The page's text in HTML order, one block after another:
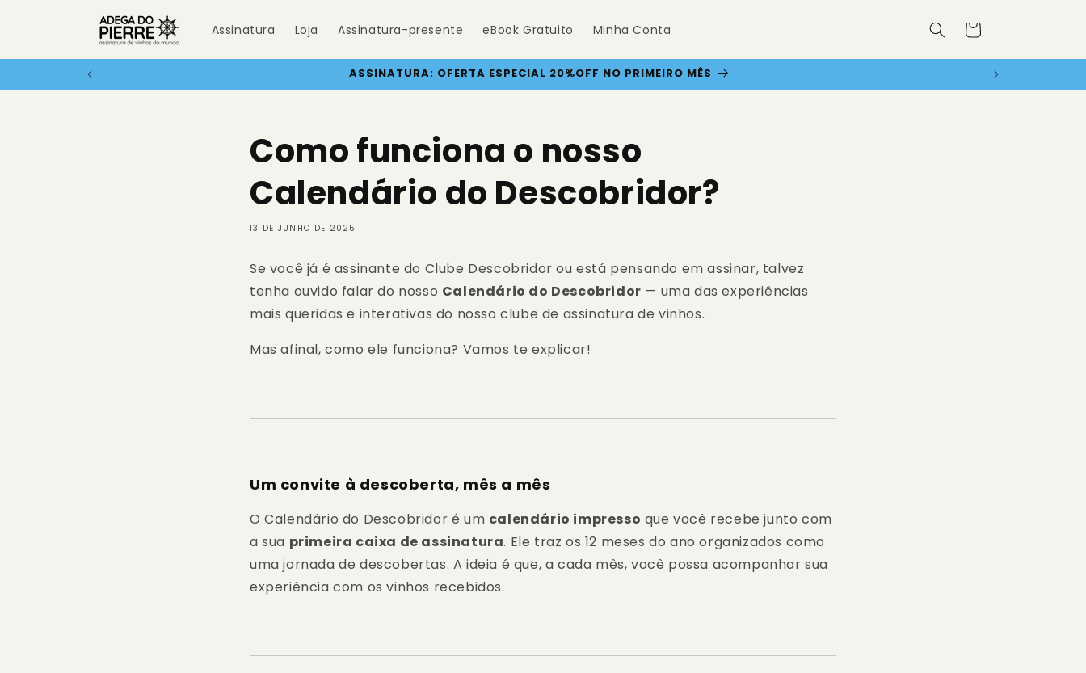
Assinatura Loja Assinatura-presente eBook Gratuito Minha Conta Carrinho
NOVIDADE: 15% OFF AUTOMÁTICO NO CHECKOUT PARA ASSINANTES!
Como funciona o nosso
Calendário do Descobridor?
13 DE JUNHO DE 2025
Se você já é assinante do Clube Descobridor ou está pensando em assinar, talvez
tenha ouvido falar do nosso Calendário do Descobridor — uma das experiências
mais queridas e interativas do nosso clube de assinatura de vinhos.
Mas afinal, como ele funciona? Vamos te explicar!
Um convite à descoberta, mês a mês
O Calendário do Descobridor é um calendário impresso que você recebe junto com
a sua primeira caixa de assinatura. Ele traz os 12 meses do ano organizados como
uma jornada de descobertas. A ideia é que, a cada mês, você possa acompanhar sua
experiência com os vinhos recebidos.